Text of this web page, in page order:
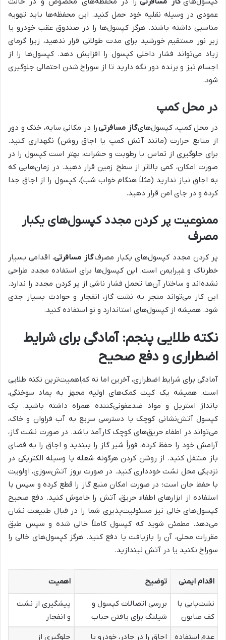
عمودی در وسیله نقلیه خود حمل کنید. این محفظه‌ها باید تهویه
مناسبی داشته باشند. هرگز کپسول‌ها را در صندوق عقب خودرو یا
زیر نور مستقیم خورشید برای مدت طولانی قرار ندهید، زیرا گرمای
زیاد می‌تواند فشار داخلی کپسول را افزایش دهد. کپسول‌ها را از
اجسام تیز و برنده دور نگه دارید تا از سوراخ شدن احتمالی جلوگیری
شود.
در محل کمپ
در محل کمپ، کپسول‌هایگاز مسافرتیرا در مکانی سایه، خنک و دور
از منابع حرارت (مانند آتش کمپ یا اجاق روشن) نگهداری کنید.
برای جلوگیری از تماس با رطوبت و حشرات، بهتر است کپسول را در
صورت امکان، کمی بالاتر از سطح زمین قرار دهید. در زمان‌هایی که
به اجاق نیاز ندارید (مثلاً هنگام خواب شب)، کپسول را از اجاق جدا
کرده و در جای امن قرار دهید.
ممنوعیت پر کردن مجدد کپسول‌های یکبار
مصرف
پر کردن مجدد کپسول‌های یکبار مصرفگاز مسافرتی، اقدامی بسیار
خطرناک و غیرایمن است. این کپسول‌ها برای استفاده مجدد طراحی
نشده‌اند و ساختار آن‌ها تحمل فشار ناشی از پر کردن مجدد را ندارد.
این کار می‌تواند منجر به نشت گاز، انفجار و حوادث بسیار جدی
شود. همیشه از کپسول‌های استاندارد و نو استفاده کنید.
نکته طلایی پنجم: آمادگی برای شرایط
اضطراری و دفع صحیح
آمادگی برای شرایط اضطراری، آخرین اما نه کم‌اهمیت‌ترین نکته طلایی
است. همیشه یک کیت کمک‌های اولیه مجهز به پماد سوختگی،
بانداژ استریل و مواد ضدعفونی‌کننده همراه داشته باشید. یک
کپسول آتش‌نشانی کوچک یا دسترسی سریع به آب فراوان و خاک،
می‌تواند در اطفاء حریق‌های کوچک کارآمد باشد. در صورت نشت گاز،
آرامش خود را حفظ کرده، فوراً شیر گاز را ببندید و اجاق را به فضای
باز منتقل کنید. از روشن کردن هرگونه شعله یا وسیله الکتریکی در
نزدیکی محل نشت خودداری کنید. در صورت بروز آتش‌سوزی، اولویت
با حفظ جان است؛ در صورت امکان منبع گاز را قطع کرده و سپس با
استفاده از ابزارهای اطفاء حریق، آتش را خاموش کنید. دفع صحیح
کپسول‌های خالی نیز مسئولیت‌پذیری شما را در قبال طبیعت نشان
می‌دهد. مطمئن شوید که کپسول کاملاً خالی شده و سپس طبق
مقررات محلی، آن را بازیافت یا دفع کنید. هرگز کپسول‌های خالی را
سوراخ نکنید یا در آتش نیندازید.
اقدام ایمنی توضیح اهمیت
نشت‌یابی با
کف صابون
بررسی اتصالات کپسول و
شیلنگ برای یافتن حباب
پیشگیری از نشت
و انفجار
عدم استفاده
اجاق را در چادر، خودرو یا
جلوگیری از